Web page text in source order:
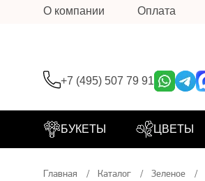
О компании Оплата
+7 (495) 507 79 91
БУКЕТЫ ЦВЕТЫ
Главная Каталог Зеленое